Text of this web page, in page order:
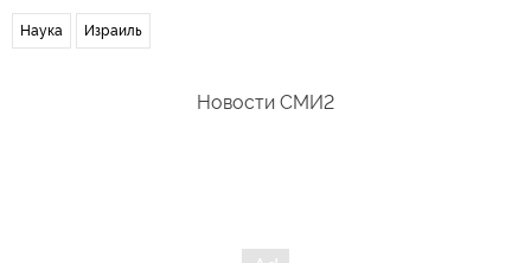
Наука Израиль
Новости СМИ2